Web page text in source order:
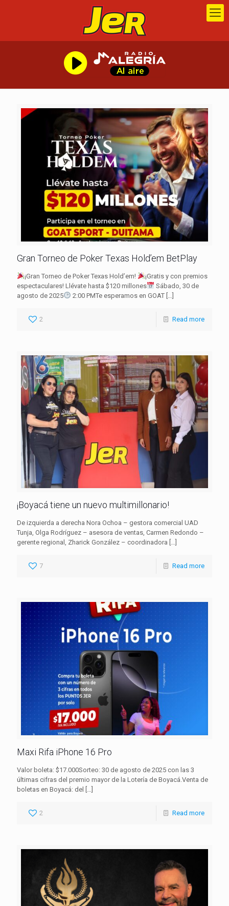
Gran Torneo de Poker Texas Hold’em BetPlay
¡Gran Torneo de Poker Texas Hold’em!
¡Gratis y con premios
espectaculares! Llévate hasta $120 millones
Sábado, 30 de
agosto de 2025
2:00 PMTe esperamos en GOAT[…]
2 Read more
¡Boyacá tiene un nuevo multimillonario!
De izquierda a derecha Nora Ochoa – gestora comercial UAD
Tunja, Olga Rodríguez – asesora de ventas, Carmen Redondo –
gerente regional, Zharick González – coordinadora […]
7 Read more
Maxi Rifa iPhone 16 Pro
Valor boleta: $17.000Sorteo: 30 de agosto de 2025 con las 3
últimas cifras del premio mayor de la Lotería de Boyacá.Venta de
boletas en Boyacá: del […]
2 Read more